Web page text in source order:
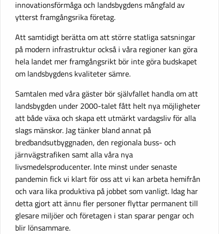
innovationsförmåga och landsbygdens mångfald av
ytterst framgångsrika företag.
Att samtidigt berätta om att större statliga satsningar
på modern infrastruktur också i våra regioner kan göra
hela landet mer framgångsrikt bör inte göra budskapet
om landsbygdens kvaliteter sämre.
Samtalen med våra gäster bör självfallet handla om att
landsbygden under 2000-talet fått helt nya möjligheter
att både växa och skapa ett utmärkt vardagsliv för alla
slags mänskor. Jag tänker bland annat på
bredbandsutbyggnaden, den regionala buss- och
järnvägstrafiken samt alla våra nya
livsmedelsproducenter. Inte minst under senaste
pandemin fick vi klart för oss att vi kan arbeta hemifrån
och vara lika produktiva på jobbet som vanligt. Idag har
detta gjort att ännu fler personer flyttar permanent till
glesare miljöer och företagen i stan sparar pengar och
blir lönsammare.